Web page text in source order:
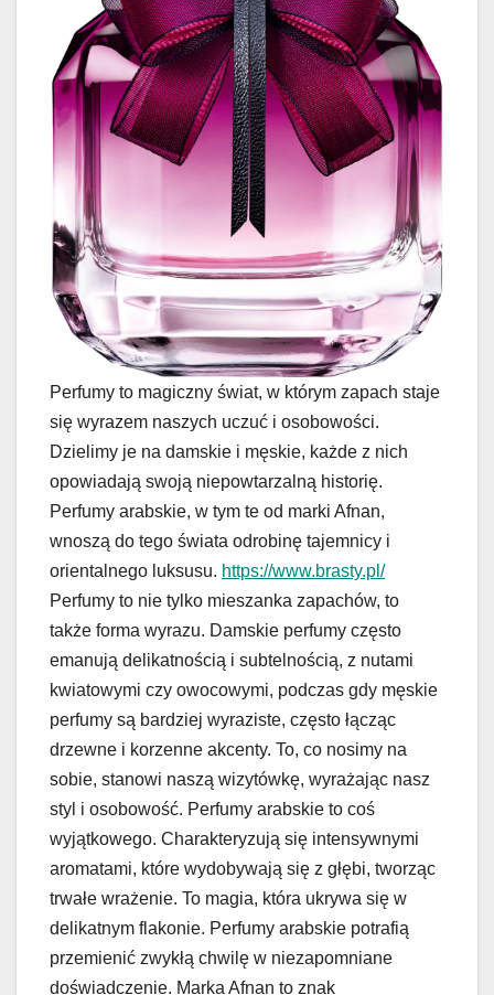
Perfumy to magiczny świat, w którym zapach staje
się wyrazem naszych uczuć i osobowości.
Dzielimy je na damskie i męskie, każde z nich
opowiadają swoją niepowtarzalną historię.
Perfumy arabskie, w tym te od marki Afnan,
wnoszą do tego świata odrobinę tajemnicy i
orientalnego luksusu. https://www.brasty.pl/
Perfumy to nie tylko mieszanka zapachów, to
także forma wyrazu. Damskie perfumy często
emanują delikatnością i subtelnością, z nutami
kwiatowymi czy owocowymi, podczas gdy męskie
perfumy są bardziej wyraziste, często łącząc
drzewne i korzenne akcenty. To, co nosimy na
sobie, stanowi naszą wizytówkę, wyrażając nasz
styl i osobowość. Perfumy arabskie to coś
wyjątkowego. Charakteryzują się intensywnymi
aromatami, które wydobywają się z głębi, tworząc
trwałe wrażenie. To magia, która ukrywa się w
delikatnym flakonie. Perfumy arabskie potrafią
przemienić zwykłą chwilę w niezapomniane
doświadczenie. Marka Afnan to znak